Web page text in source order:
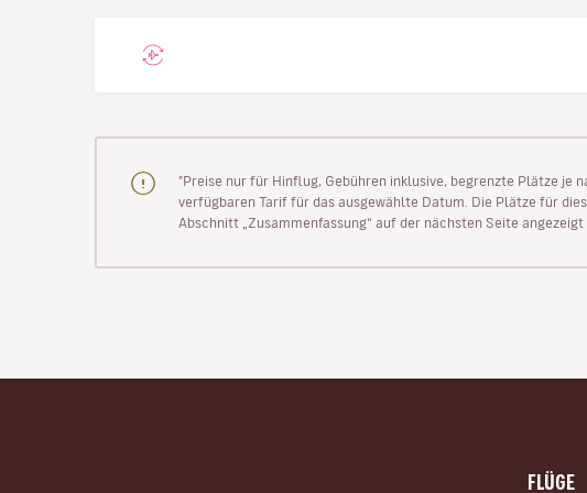
"Preise nur für Hinflug, Gebühren inklusive, begrenzte Plätze je
verfügbaren Tarif für das ausgewählte Datum. Die Plätze für
Abschnitt „Zusammenfassung“ auf der nächsten Seite angezeigt
FLÜGE